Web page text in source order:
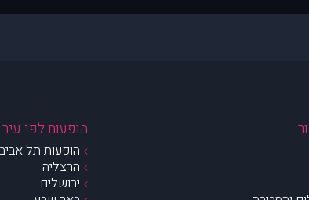
הופעות לפי עיר
הופעות תל
הרצליה
ירושלים